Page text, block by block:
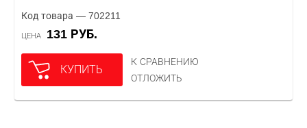
Код товара — 702211
ЦЕНА 131 РУБ.
КУПИТЬ
К СРАВНЕНИЮ
ОТЛОЖИТЬ